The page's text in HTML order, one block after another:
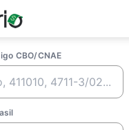
CBO/CNAE